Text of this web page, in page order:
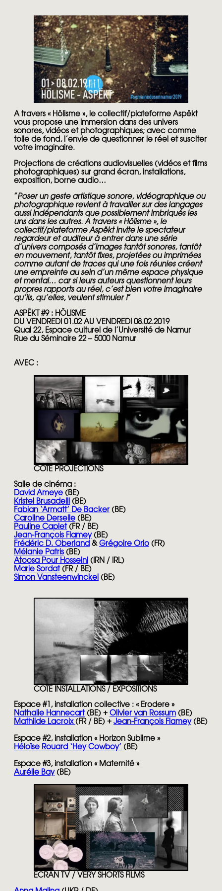
A travers « Hölisme », le collectif/plateforme Aspëkt
vous propose une immersion dans des univers
sonores, vidéos et photographiques; avec comme
toile de fond, l’envie de questionner le réel et susciter
votre imaginaire.
Projections de créations audiovisuelles (vidéos et films
photographiques) sur grand écran, installations,
exposition, borne audio…
”Poser un geste artistique sonore, vidéographique ou
photographique revient à travailler sur des langages
aussi indépendants que possiblement imbriqués les
uns dans les autres. A travers « Hölisme », le
collectif/plateforme Aspëkt invite le spectateur
regardeur et auditeur à entrer dans une série
d’univers composés d’images tantôt sonores, tantôt
en mouvement, tantôt fixes, projetées ou imprimées
comme autant de traces qui une fois réunies créent
une empreinte au sein d’un même espace physique
et mental… car si leurs auteurs questionnent leurs
propres rapports au réel, c’est bien votre imaginaire
qu’ils, qu’elles, veulent stimuler !”
ASPËKT #9 : HÖLISME
DU VENDREDI 01.02 AU VENDREDI 08.02.2019
Quai 22, Espace culturel de l’Université de Namur
Rue du Séminaire 22 – 5000 Namur
AVEC :
COTE PROJECTIONS
Salle de cinéma :
David Ameye (BE)
Kristel Brusadelli (BE)
Fabian ‘Armatt’ De Backer (BE)
Caroline Derselle (BE)
Pauline Caplet(FR / BE)
Jean-François Flamey(BE)
Frédéric D. Oberland & Grégoire Orio (FR)
Mélanie Patris (BE)
Atoosa Pour Hosseini (IRN / IRL)
Marie Sordat(FR / BE)
Simon Vansteenwinckel (BE)
COTE INSTALLATIONS / EXPOSITIONS
Espace #1, installation collective : « Erodere »
Nathalie Hannecart(BE) + Olivier van Rossum (BE)
Mathilde Lacroix (FR / BE) + Jean-François Flamey(BE)
Espace #2, installation « Horizon Sublime »
Héloïse Rouard ‘Hey Cowboy’ (BE)
Espace #3, installation « Maternité »
Aurélie Bay(BE)
ECRAN TV / VERY SHORTS FILMS